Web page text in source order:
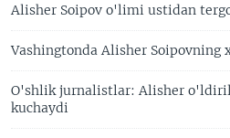
Alisher Soipov o'limi ustidan
Vashingtonda Alisher
O'shlik jurnalistlar: Alisher
kuchaydi